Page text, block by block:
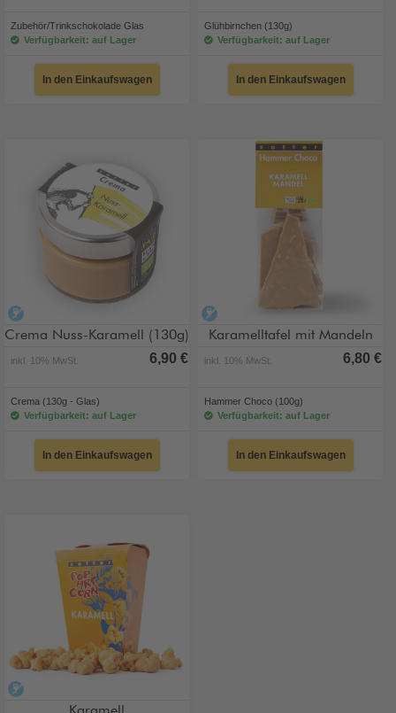
Zubehör/Trinkschokolade Glas
Verfügbarkeit: auf Lager
In den Einkaufswagen
Glühbirnchen (130g)
Verfügbarkeit: auf Lager
In den Einkaufswagen
Crema Nuss-Karamell (130g)
inkl. 10% MwSt. 6,90 €
Crema (130g - Glas)
Verfügbarkeit: auf Lager
In den Einkaufswagen
Karamelltafel mit Mandeln
inkl. 10% MwSt. 6,80 €
Hammer Choco (100g)
Verfügbarkeit: auf Lager
In den Einkaufswagen